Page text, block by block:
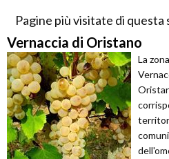
Pagine più visitate di questa
Vernaccia di Oristano
La